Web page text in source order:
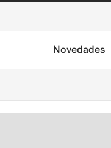
Novedades